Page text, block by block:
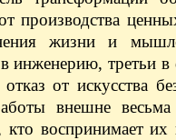
производства
жизни и
инженерию, третьи
от искусства
внешне
кто воспринимает